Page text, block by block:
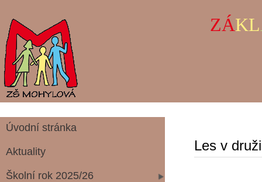
ZÁKL
Úvodní stránka
Aktuality
Školní rok 2025/26
Les v